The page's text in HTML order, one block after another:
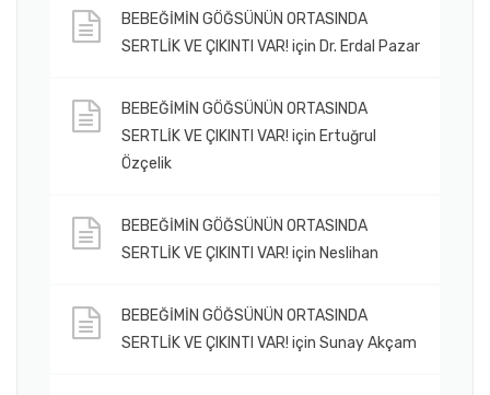
BEBEĞİMİN GÖĞSÜNÜN ORTASINDA
SERTLİK VE ÇIKINTI VAR! için Dr. Erdal Pazar
BEBEĞİMİN GÖĞSÜNÜN ORTASINDA
SERTLİK VE ÇIKINTI VAR! için Ertuğrul
Özçelik
BEBEĞİMİN GÖĞSÜNÜN ORTASINDA
SERTLİK VE ÇIKINTI VAR! için Neslihan
BEBEĞİMİN GÖĞSÜNÜN ORTASINDA
SERTLİK VE ÇIKINTI VAR! için Sunay Akçam